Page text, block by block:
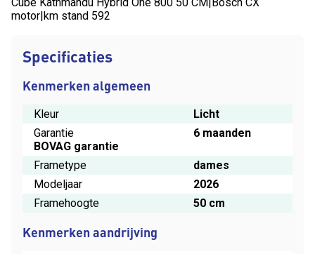
motor|km stand 592
Specificaties
Kenmerken algemeen
Kleur
Licht
Garantie
6 maanden
BOVAG garantie
Frametype
dames
Modeljaar
2026
Framehoogte
50 cm
Kenmerken aandrijving